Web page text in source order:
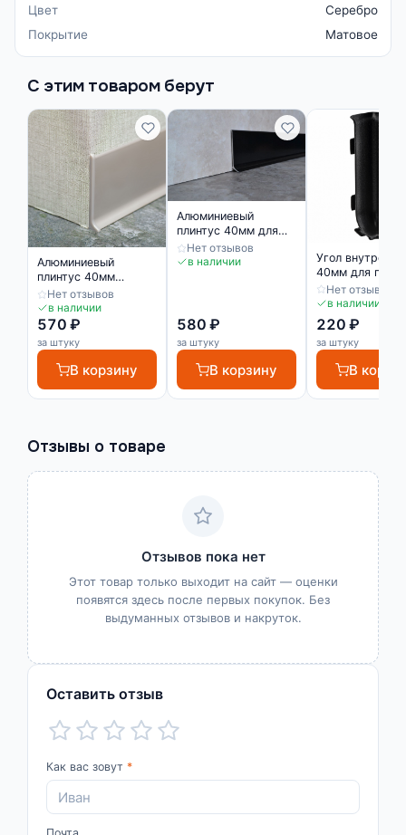
Цвет
Серебро
Покрытие
Матовое
С этим товаром берут
Алюминиевый
плинтус 40мм
матовое серебро
Нет отзывов
в наличии
570 ₽
за штуку
В корзину
Алюминиевый
плинтус 40мм для
пола черный
матовый
Нет отзывов
в наличии
580 ₽
за штуку
В корзину
Угол
40мм для
черный
Нет отзывов
в наличии
220 ₽
за штуку
В
Отзывы о товаре
Отзывов пока нет
Этот товар только выходит на сайт — оценки
появятся здесь после первых покупок. Без
выдуманных отзывов и накруток.
Оставить отзыв
Как вас зовут *